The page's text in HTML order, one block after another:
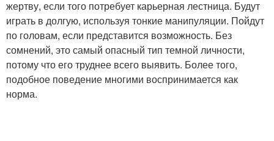
жертву, если того потребует карьерная лестница. Будут
играть в долгую, используя тонкие манипуляции. Пойдут
по головам, если представится возможность. Без
сомнений, это самый опасный тип темной личности,
потому что его труднее всего выявить. Более того,
подобное поведение многими воспринимается как
норма.